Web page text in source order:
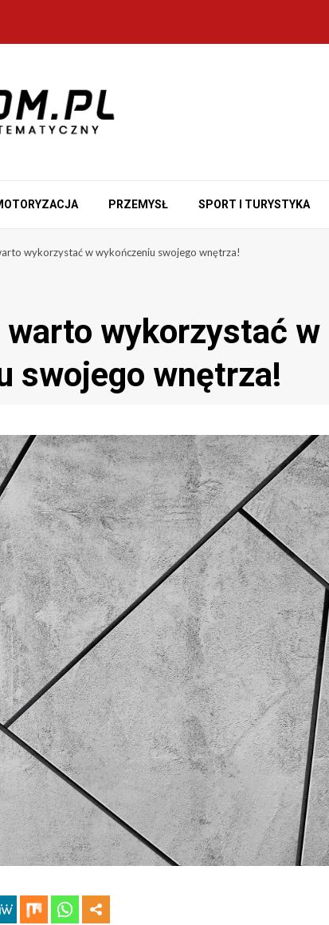
PRZEMYSŁ SPORT I TURYSTYKA
wykorzystać w wykończeniu swojego wnętrza!
warto wykorzystać w
swojego wnętrza!